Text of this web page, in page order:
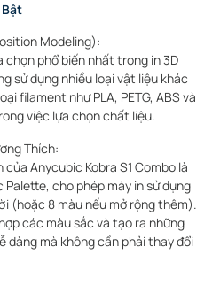
Modeling):
chọn phổ biến nhất trong in 3D
sử dụng nhiều loại vật liệu khác
filament như PLA, PETG, ABS và
việc lựa chọn chất liệu.
Thích:
Anycubic Kobra S1 Combo là
cho phép máy in sử dụng
(hoặc 8 màu nếu mở rộng thêm).
các màu sắc và tạo ra những
dàng mà không cần phải thay đổi